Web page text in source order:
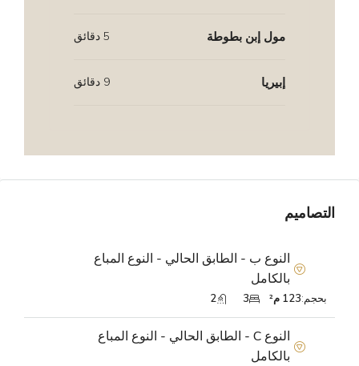
مول إبن بطوطة 5 دقائق
إبيريا 9 دقائق
التصاميم
النوع ب - الطابق الحالي - النوع المباع
بالكامل
بحجم:123 م² 3
2
النوع C - الطابق الحالي - النوع المباع
بالكامل